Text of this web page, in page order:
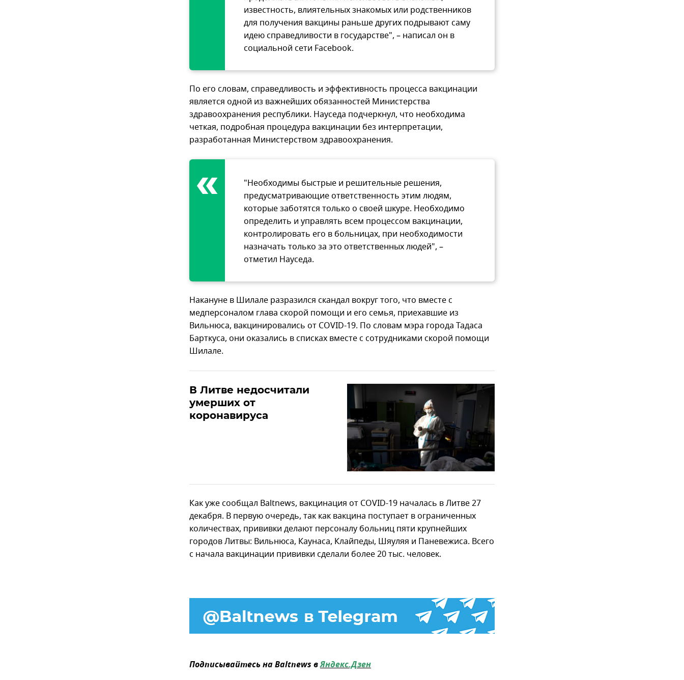
известность, влиятельных знакомых или родственников
для получения вакцины раньше других подрывают саму
идею справедливости в государстве", – написал он в
социальной сети Facebook.
По его словам, справедливость и эффективность процесса вакцинации
является одной из важнейших обязанностей Министерства
здравоохранения республики. Науседа подчеркнул, что необходима
четкая, подробная процедура вакцинации без интерпретации,
разработанная Министерством здравоохранения.
"Необходимы быстрые и решительные решения,
предусматривающие ответственность этим людям,
которые заботятся только о своей шкуре. Необходимо
определить и управлять всем процессом вакцинации,
контролировать его в больницах, при необходимости
назначать только за это ответственных людей", –
отметил Науседа.
Накануне в Шилале разразился скандал вокруг того, что вместе с
медперсоналом глава скорой помощи и его семья, приехавшие из
Вильнюса, вакцинировались от COVID-19. По словам мэра города Тадаса
Барткуса, они оказались в списках вместе с сотрудниками скорой помощи
Шилале.
В Литве недосчитали
умерших от
коронавируса
Как уже сообщал Baltnews, вакцинация от COVID-19 началась в Литве 27
декабря. В первую очередь, так как вакцина поступает в ограниченных
количествах, прививки делают персоналу больниц пяти крупнейших
городов Литвы: Вильнюса, Каунаса, Клайпеды, Шяуляя и Паневежиса. Всего
с начала вакцинации прививки сделали более 20 тыс. человек.
Подписывайтесь на Baltnews вЯндекс.Дзен